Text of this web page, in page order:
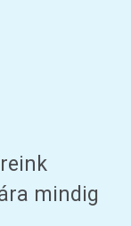
mindig